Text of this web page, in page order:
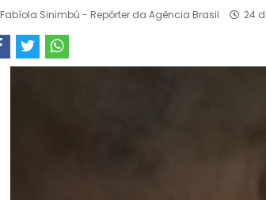
Fabíola Sinimbú - Repórter da Agência Brasil 24